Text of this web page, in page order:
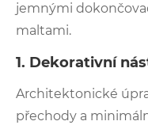
jemnými
maltami.
1. Dekorativní
Architektonické
přechody a